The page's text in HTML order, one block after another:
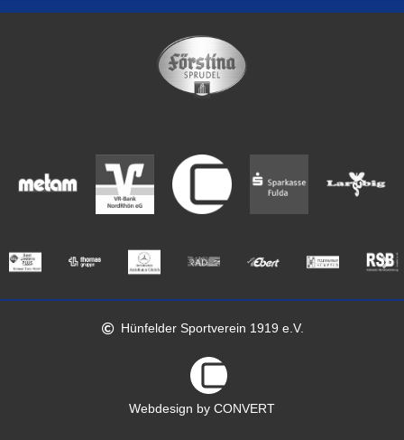
Hünfelder Sportverein 1919 e.V.
Webdesign by CONVERT